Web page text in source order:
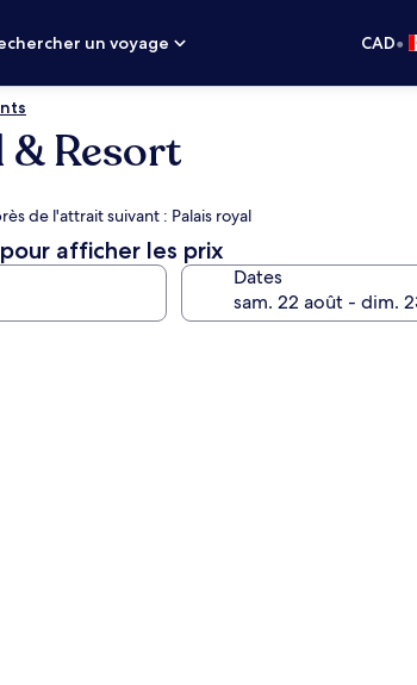
un voyage
CAD•
Resort
de l'attrait suivant : Palais royal
afficher les prix
Dates